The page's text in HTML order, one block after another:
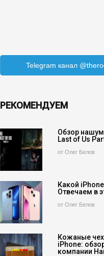
Telegram канал
РЕКОМЕНДУЕМ
Обзор
Last of Us Part
от Олег Белов
Какой
Отвечаем в
от Олег Белов
Кожаные
iPhone:
компании